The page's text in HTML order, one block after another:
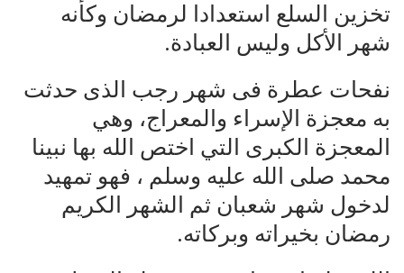
تخزين السلع استعدادا لرمضان وكأنه
شهر الأكل وليس العبادة.
نفحات عطرة فى شهر رجب الذى حدثت
به معجزة الإسراء والمعراج، وهي
المعجزة الكبرى التي اختص الله بها نبينا
محمد صلى الله عليه وسلم ، فهو تمهيد
لدخول شهر شعبان ثم الشهر الكريم
رمضان بخيراته وبركاته.